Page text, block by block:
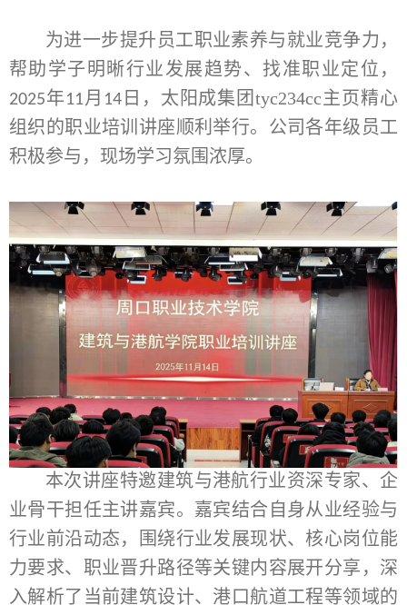
为进一步提升员工职业素养与就业竞争力，
帮助学子明晰行业发展趋势、找准职业定位，
2025年 11月 14日，太阳成集团tyc234cc主页精心
组织的职业培训讲座顺利举行。公司各年级员工
积极参与，现场学习氛围浓厚。
本次讲座特邀建筑与港航行业资深专家、企
业骨干担任主讲嘉宾。嘉宾结合自身从业经验与
行业前沿动态，围绕行业发展现状、核心岗位能
力要求、职业晋升路径等关键内容展开分享，深
入解析了当前建筑设计、港口航道工程等领域的